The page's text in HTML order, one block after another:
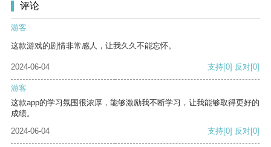
评论
游客
这款游戏的剧情非常感人，让我久久不能忘怀。
2024-06-04 支持[0] 反对[0]
游客
这款app的学习氛围很浓厚，能够激励我不断学习，让我能够取得更好的
成绩。
2024-06-04
支持[0] 反对[0]